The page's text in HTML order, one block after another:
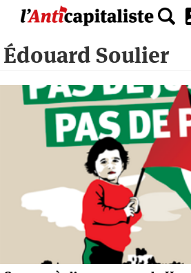
principal
Édouard Soulier